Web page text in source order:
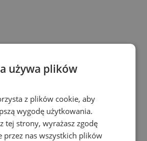
używa plików
z plików cookie, aby
wygodę użytkowania.
tej strony, wyrażasz zgodę
przez nas wszystkich plików